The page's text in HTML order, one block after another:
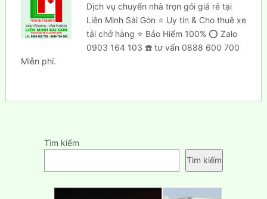
Dịch vụ chuyển nhà trọn gói giá rẻ tại
Liên Minh Sài Gòn ⭐ Uy tín & Cho thuê xe
tải chở hàng ⭐ Bảo Hiểm 100% ⭕ Zalo
0903 164 103 ☎️ tư vấn 0888 600 700
Miễn phí.
Tìm kiếm
Tìm kiếm